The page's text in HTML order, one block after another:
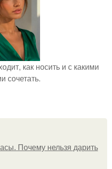
как носить и с какими
сочетать.
Почему нельзя дарить